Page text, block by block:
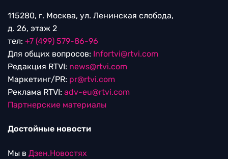
115280, г. Москва, ул. Ленинская слобода,
д. 26, этаж 2
тел: +7 (499) 579-86-96
Для общих вопросов: Infortvi@rtvi.com
Редакция RTVI: news@rtvi.com
Маркетинг/PR: pr@rtvi.com
Реклама RTVI: adv-eu@rtvi.com
Партнерские материалы
Достойные новости
Мы в Дзен.Новостях